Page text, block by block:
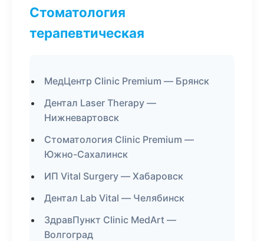
Стоматология
терапевтическая
МедЦентр Clinic Premium — Брянск
Дентал Laser Therapy —
Нижневартовск
Стоматология Clinic Premium —
Южно-Сахалинск
ИП Vital Surgery — Хабаровск
Дентал Lab Vital — Челябинск
ЗдравПункт Clinic MedArt —
Волгоград